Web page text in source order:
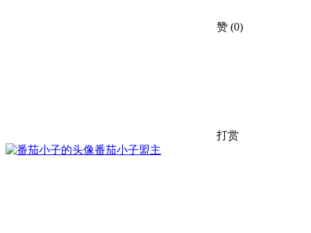
赞 (0)
打赏
番茄小子盟主